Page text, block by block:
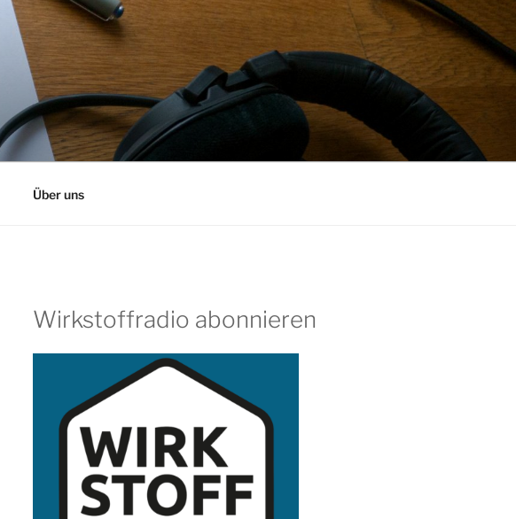
Über uns
Wirkstoffradio abonnieren